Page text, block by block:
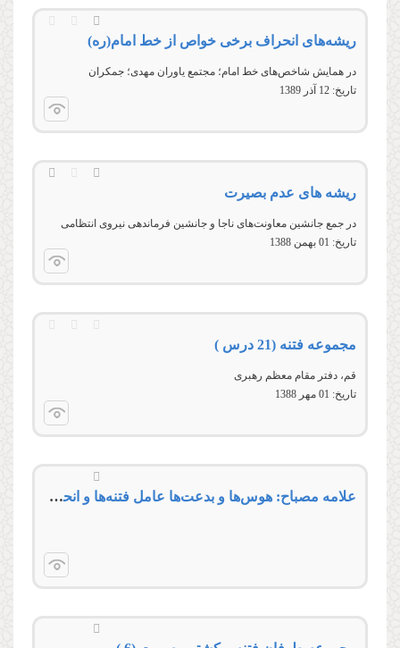
ریشه‌های انحراف برخی خواص از خط امام(ره)
در همایش شاخص‌های خط امام؛ مجتمع یاوران مهدی؛ جمکران
تاریخ: 12 آذر 1389
ريشه های عدم بصيرت
در جمع جانشین معاونت‌های ناجا و جانشین فرماندهی نیروی انتظامی
تاریخ: 01 بهمن 1388
مجموعه فتنه (21 درس )
قم، دفتر مقام معظم رهبری
تاریخ: 01 مهر 1388
علامه مصباح: هوس‌ها و بدعت‌ها عامل فتنه‌ها و انحرافات است